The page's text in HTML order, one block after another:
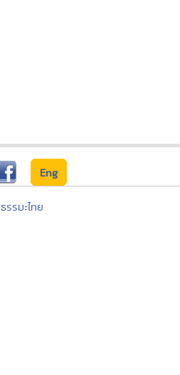
Eng
ธรรมะไทย